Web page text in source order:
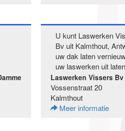
U kunt Laswerken
Bv uit Kalmthout,
uw dak laten
uw laswerken uit
Laswerken Vissers Bv
Vossenstraat 20
Kalmthout
Meer informatie